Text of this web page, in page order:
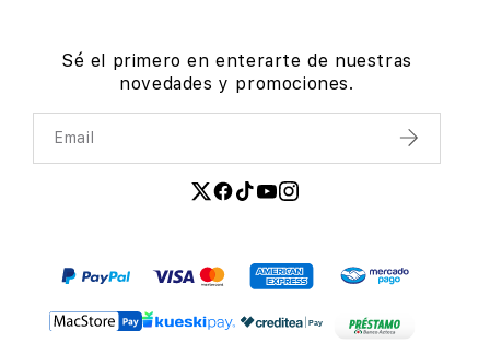
Sé el primero en enterarte de nuestras
novedades y promociones.
Email